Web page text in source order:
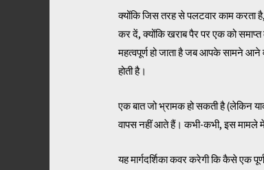
क्योंकि जिस तरह से पलटवार काम करता
कर दें, क्योंकि खराब पैर पर एक को
महत्वपूर्ण हो जाता है जब आपके सामने
होती है।
एक बात जो भ्रामक हो सकती है (लेकिन
वापस नहीं आते हैं। कभी-कभी, इस मामले
यह मार्गदर्शिका कवर करेगी कि कैसे एक